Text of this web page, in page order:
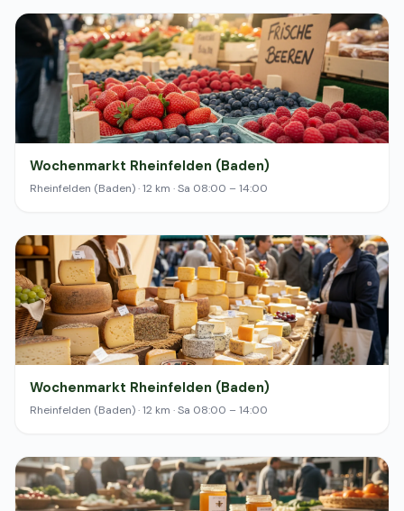
Wochenmarkt Rheinfelden (Baden)
Rheinfelden (Baden) · 12 km · Sa 08:00 – 14:00
Wochenmarkt Rheinfelden (Baden)
Rheinfelden (Baden) · 12 km · Sa 08:00 – 14:00